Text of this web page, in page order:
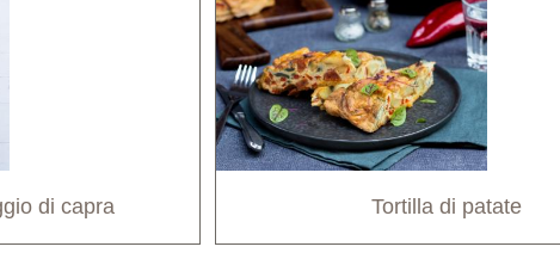
di capra Tortilla di patate